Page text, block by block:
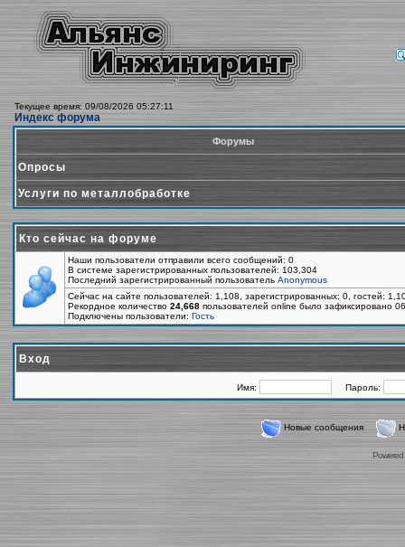
Текущее время: 09/08/2026 05:27:11
Индекс форума
Форумы
Опросы
Услуги по металлобработке
Кто сейчас на форуме
Наши пользователи отправили всего сообщений: 0
В системе зарегистрированных пользователей: 103,304
Последний зарегистрированный пользователь Anonymous
Сейчас на сайте пользователей: 1,108, зарегистрированных: 0, гостей:
Рекордное количество 24,668 пользователей online было зафиксировано
Подключены пользователи: Гость
Вход
Имя: Пароль:
Новые сообщения